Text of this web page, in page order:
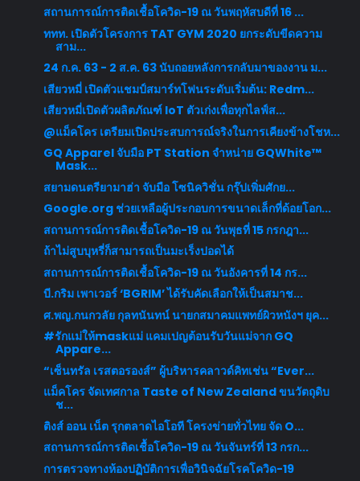
สถานการณ์การติดเชื้อโควิด-19 ณ วันพฤหัสบดีที่ 16 ...
ททท. เปิดตัวโครงการ TAT GYM 2020 ยกระดับขีดความ
สาม...
24 ก.ค. 63 - 2 ส.ค. 63 นับถอยหลังการกลับมาของงาน ม...
เสียวหมี่ เปิดตัวแชมป์สมาร์ทโฟนระดับเริ่มต้น: Redm...
เสียวหมี่เปิดตัวผลิตภัณฑ์ IoT ตัวเก่งเพื่อทุกไลฟ์ส...
@แม็คโคร เตรียมเปิดประสบการณ์จริงในการเคียงข้างโชห...
GQ Apparel จับมือ PT Station จำหน่าย GQWhite™
Mask...
สยามดนตรียามาฮ่า จับมือ โซนิควิชั่น กรุ๊ปเพิ่มศักย...
Google.org ช่วยเหลือผู้ประกอบการขนาดเล็กที่ด้อยโอก...
สถานการณ์การติดเชื้อโควิด-19 ณ วันพุธที่ 15 กรกฎา...
ถ้าไม่สูบบุหรี่ก็สามารถเป็นมะเร็งปอดได้
สถานการณ์การติดเชื้อโควิด-19 ณ วันอังคารที่ 14 กร...
บี.กริม เพาเวอร์ ‘BGRIM’ ได้รับคัดเลือกให้เป็นสมาช...
ศ.พญ.กนกวลัย กุลทนันทน์ นายกสมาคมแพทย์ผิวหนังฯ ยุค...
#รักแม่ให้maskแม่ แคมเปญต้อนรับวันแม่จาก GQ
Appare...
“เซ็นทรัล เรสตอรองส์” ผู้บริหารคลาวด์คิทเช่น “Ever...
แม็คโคร จัดเทศกาล Taste of New Zealand ขนวัตถุดิบ
ช...
ติงส์ ออน เน็ต รุกตลาดไอโอที โครงข่ายทั่วไทย จัด O...
สถานการณ์การติดเชื้อโควิด-19 ณ วันจันทร์ที่ 13 กรก...
การตรวจทางห้องปฏิบัติการเพื่อวินิจฉัยโรคโควิด-19